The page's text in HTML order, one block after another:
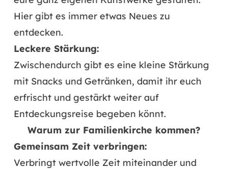
Hier gibt es immer etwas Neues zu
entdecken.
Leckere Stärkung:
Zwischendurch gibt es eine kleine Stärkung
mit Snacks und Getränken, damit ihr euch
erfrischt und gestärkt weiter auf
Entdeckungsreise begeben könnt.
Warum zur Familienkirche kommen?
Gemeinsam Zeit verbringen:
Verbringt wertvolle Zeit miteinander und